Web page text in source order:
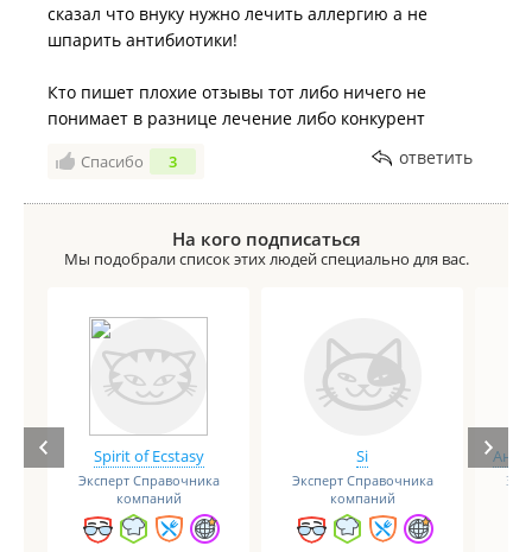
сказал что внуку нужно лечить аллергию а не
шпарить антибиотики!
Кто пишет плохие отзывы тот либо ничего не
понимает в разнице лечение либо конкурент
Спасибо 3 ответить
На кого подписаться
Мы подобрали список этих людей специально для вас.
Spirit of Ecstasy
Эксперт Справочника
компаний
Si
Эксперт Справочника
компаний